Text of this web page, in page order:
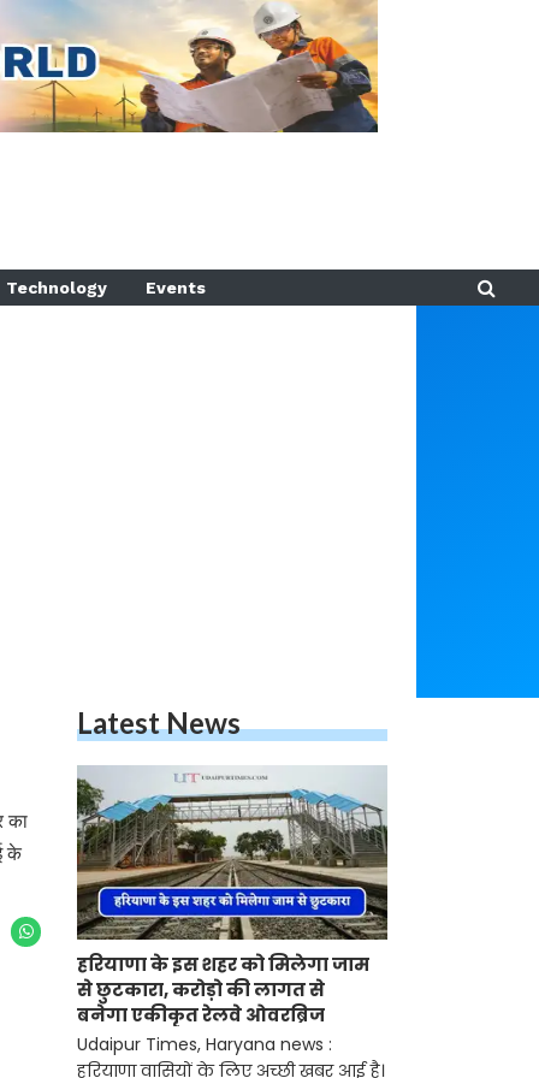
Technology Events
का
के
Latest News
हरियाणा के इस शहर को मिलेगा जाम
से छुटकारा, करोड़ो की लागत से
बनेगा एकीकृत रेलवे ओवरब्रिज
Udaipur Times, Haryana news :
हरियाणा वासियों के लिए अच्छी खबर आई है।